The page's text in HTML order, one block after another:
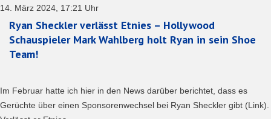
14. März 2024, 17:21 Uhr
Ryan Sheckler verlässt Etnies – Hollywood
Schauspieler Mark Wahlberg holt Ryan in sein Shoe
Team!
Im Februar hatte ich hier in den News darüber berichtet, dass es
Gerüchte über einen Sponsorenwechsel bei Ryan Sheckler gibt (Link).